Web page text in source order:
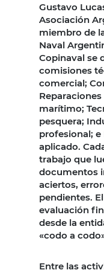
Gustavo
Asociación
miembro de
Naval
Copinaval se
comisiones
comercial;
marítimo;
pesquera;
profesional;
aplicado.
trabajo que
documentos
aciertos,
pendientes.
evaluación
desde la
«codo a
Entre las